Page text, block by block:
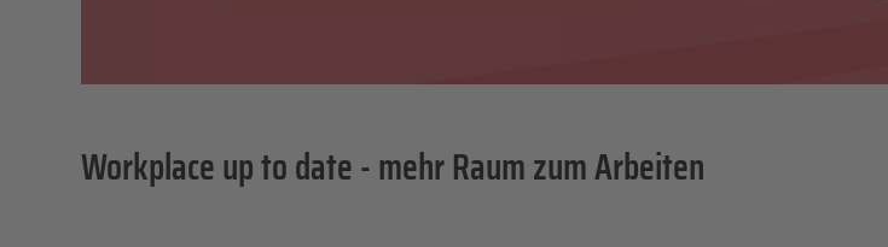
Workplace up to date - mehr Raum zum Arbeiten